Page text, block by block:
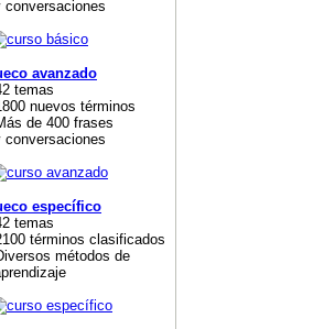
avanzado
temas
nuevos términos
de 400 frases
específico
temas
términos clasificados
métodos de